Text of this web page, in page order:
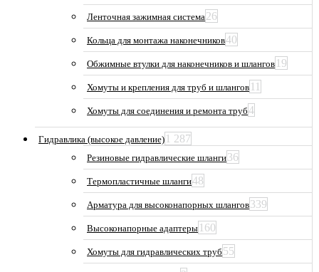
Ленточная зажимная система26
Кольца для монтажа наконечников40
Обжимные втулки для наконечников и шлангов 19
Хомуты и крепления для труб и шлангов 11
Хомуты для соединения и ремонта труб4
Гидравлика (высокое давление) 1 287
Резиновые гидравлические шланги36
Термопластичные шланги48
Арматура для высоконапорных шлангов339
Высоконапорные адаптеры 160
Хомуты для гидравлических труб 55